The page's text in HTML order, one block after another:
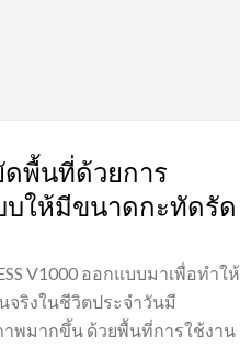
พื้นที่ด้วยการ
บให้มีขนาดกะทัดรัด
V1000 ออกแบบมาเพื่อทำให้
จริงในชีวิตประจำวันมี
พมากขึ้น ด้วยพื้นที่การใช้งาน